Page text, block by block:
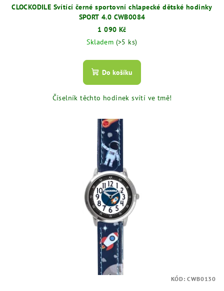
CLOCKODILE Svítící černé sportovní chlapecké dětské hodinky
SPORT 4.0 CWB0084
1 090 Kč
Skladem (>5 ks)
Do košíku
Číselník těchto hodinek svítí ve tmě!
KÓD:CWB0130